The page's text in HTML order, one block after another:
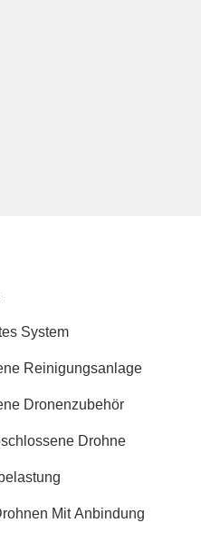
System
Reinigungsanlage
Dronenzubehör
Drohne
Mit Anbindung